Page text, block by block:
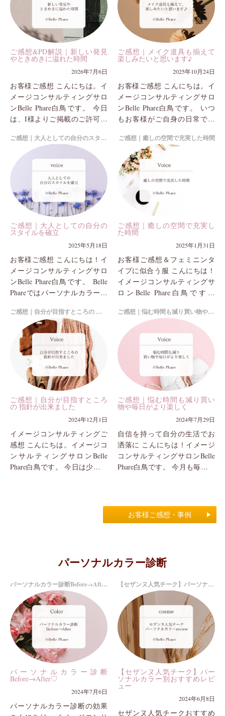
ご感想&PD解説｜新しい発見
やときめきに溢れた時間
2026年7月6日
お客様ご感想 こんにちは。イ
メージコンサルティングサロ
ンBelle Phare白鳥です。 今日
は、I様よりご掲載のご許可を
ていただきます。 Bell...
ご感想｜メイク道具も揃えて
楽しみたいと思います♪
2025年10月24日
お客様ご感想 こんにちは。イ
メージコンサルティングサロ
ンBelle Phare白鳥です。 いつ
もお客様がご自身の日常で輝
のですが、 そのために欠かせ
ないのはファッ...
ご感想｜大人としての自分のスタイルを確立
ご感想｜大人としての自分の
スタイルを確立
2025年5月18日
お客様ご感想 こんにちは！イ
メージコンサルティングサロ
ンBelle Phare白鳥です。 Belle
Phareではパーソナルカラー診
ザイン診断でお似合いのファ
ご感想｜癒しの空間で充実した時間
ご感想｜癒しの空間で充実し
た時間
2025年1月31日
お客様ご感想＆フェミニンタ
イプに似合う服 こんにちは！
イメージコンサルティングサ
ロンBelle Phare白鳥です。
ー診断の他、パーソナルデザ
イン...
ご感想｜自分が目指すところの 指針が出来ました
ご感想｜自分が目指すところ
の 指針が出来ました
2024年12月1日
イメージコンサルティングご
感想 こんにちは。イメージコ
ンサルティングサロンBelle
Phare白鳥です。 今日は少し前
ご感想｜悩む時間も減り買い物や毎日がより楽しく
ご感想｜悩む時間も減り買い
物や毎日がより楽しく
2024年7月29日
自信を持って自分の生活でお
洒落に こんにちは！イメージ
コンサルティングサロンBelle
Phare白鳥です。 今月も毎回の
お客様ご感想・事例
パーソナルカラー診断
パーソナルカラー診断Before→After♡
パーソナルカラー診断
Before→After♡
2024年7月6日
パーソナルカラー診断の効果
【セザンヌ人気チーク】パーソナルカラー別おすすめレビュー
【セザンヌ人気チーク】パー
ソナルカラー別おすすめレビ
ュー
2024年6月8日
セザンヌ人気チークおすすめ